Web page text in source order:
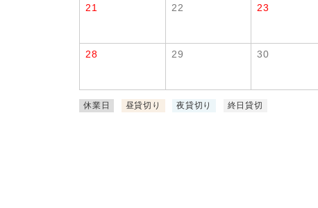
21 22 23
28 29 30
休業日 昼貸切り 夜貸切り 終日貸切